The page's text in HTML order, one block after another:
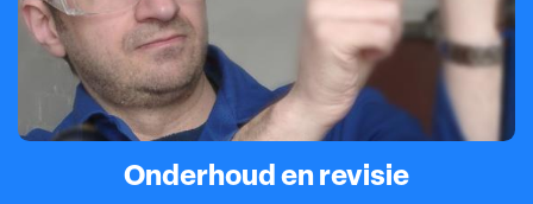
Onderhoud en revisie